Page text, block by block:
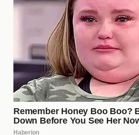
**audiencia joven**. Su estilo,
de vulnerabilidad han resonado
busca autenticidad en los
impacto ha llevado a que
identifiquen con él, creando
trasciende la pantalla. Las
sociales son prueba de esta
seguidores no dudan en
Desafíos que